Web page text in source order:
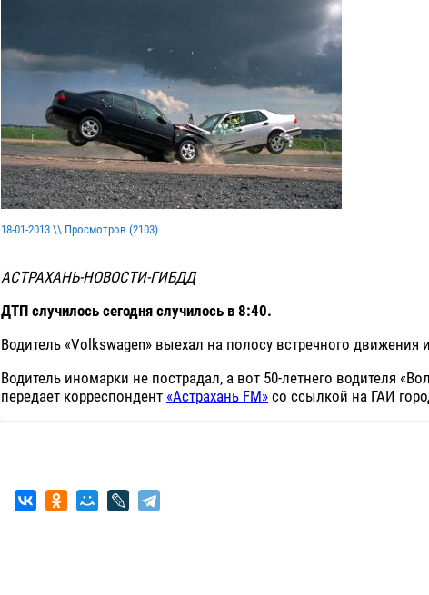
18-01-2013 \\ Просмотров (2103)
АСТРАХАНЬ-НОВОСТИ-ГИБДД
ДТП случилось сегодня случилось в 8:40.
Водитель «Volkswagen» выехал на полосу встречного движения
Водитель иномарки не пострадал, а вот 50-летнего водителя
передает корреспондент «Астрахань FM»со ссылкой на ГАИ